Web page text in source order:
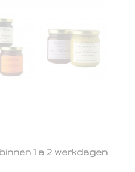
1 a 2 werkdagen